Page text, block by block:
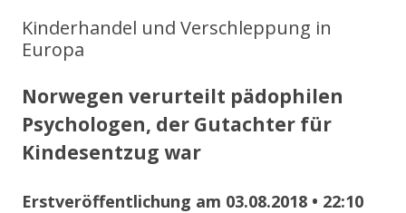
Kinderhandel und Verschleppung in
Europa
Norwegen verurteilt pädophilen
Psychologen, der Gutachter für
Kindesentzug war
Erstveröffentlichung am 03.08.2018 • 22:10